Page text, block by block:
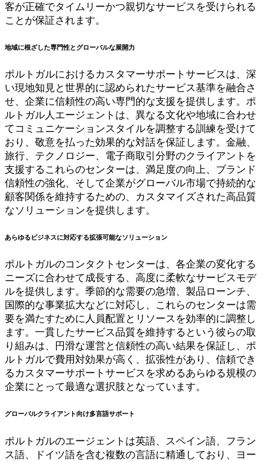
客が正確でタイムリーかつ親切なサービスを受けられる
ことが保証されます。
地域に根ざした専門性とグローバルな展開力
ポルトガルにおけるカスタマーサポートサービスは、深
い現地知見と世界的に認められたサービス基準を融合さ
せ、企業に信頼性の高い専門的な支援を提供します。ポ
ルトガル人エージェントは、異なる文化や地域に合わせ
てコミュニケーションスタイルを調整する訓練を受けて
おり、敬意を払った効果的な対話を保証します。金融、
旅行、テクノロジー、電子商取引分野のクライアントを
支援するこれらのセンターは、満足度の向上、ブランド
信頼性の強化、そして企業がグローバル市場で持続的な
顧客関係を維持するための、カスタマイズされた高品質
なソリューションを提供します。
あらゆるビジネスに対応する拡張可能なソリューション
ポルトガルのコンタクトセンターは、各企業の変化する
ニーズに合わせて成長する、高度に柔軟なサービスモデ
ルを提供します。季節的な需要の急増、製品ローンチ、
国際的な事業拡大などに対応し、これらのセンターは需
要を満たすために人員配置とリソースを効率的に調整し
ます。一貫したサービス品質を維持するという彼らの取
り組みは、円滑な運営と信頼性の高い結果を保証し、ポ
ルトガルで費用対効果が高く、拡張性があり、信頼でき
るカスタマーサポートサービスを求めるあらゆる規模の
企業にとって最適な選択肢となっています。
グローバルクライアント向け多言語サポート
ポルトガルのエージェントは英語、スペイン語、フラン
ス語、ドイツ語を含む複数の言語に精通しており、ヨー